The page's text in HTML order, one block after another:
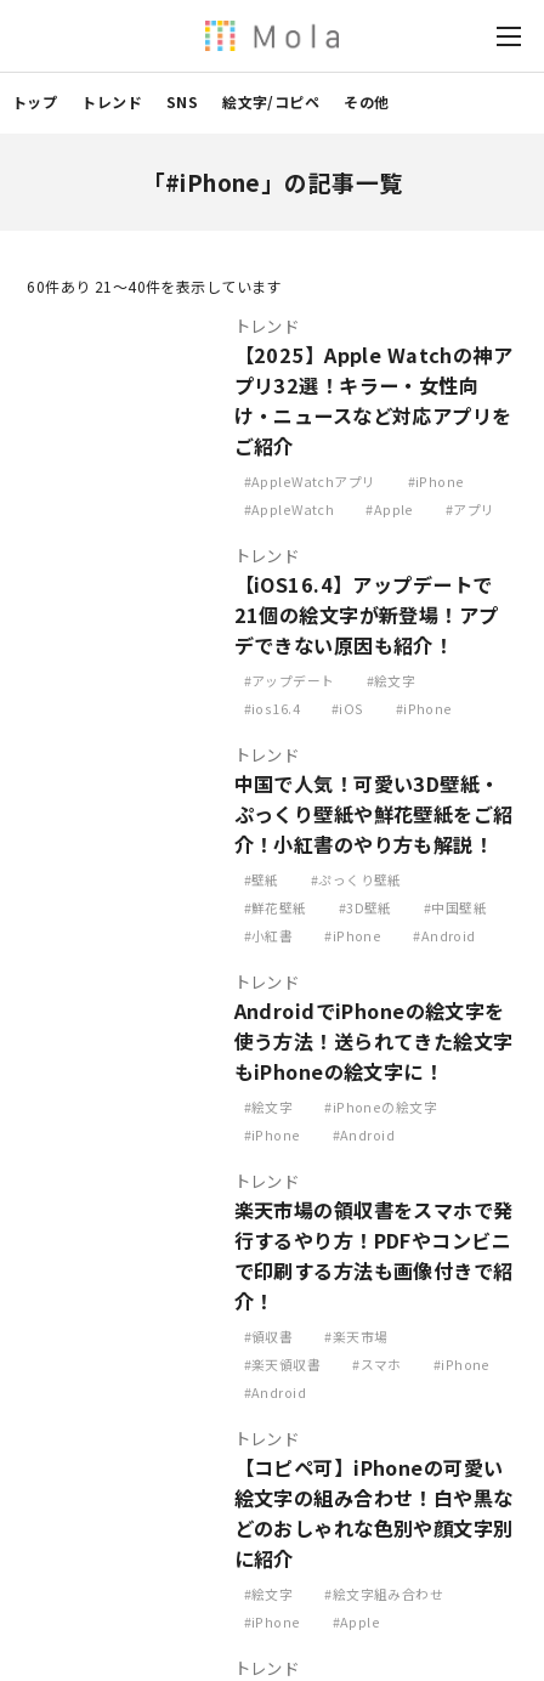
トップ トレンド SNS 絵文字/コピペ その他
「#iPhone」の記事一覧
60件あり 21〜40件を表示しています
トレンド
【2025】Apple Watchの神ア
プリ32選！キラー・女性向
け・ニュースなど対応アプリを
ご紹介
AppleWatchアプリ
iPhone
AppleWatch
Apple アプリ
トレンド
【iOS16.4】アップデートで
21個の絵文字が新登場！アプ
デできない原因も紹介！
アップデート
絵文字
ios16.4
iOS iPhone
トレンド
中国で人気！可愛い3D壁紙・
ぷっくり壁紙や鮮花壁紙をご紹
介！小紅書のやり方も解説！
壁紙
ぷっくり壁紙
鮮花壁紙
3D壁紙
中国壁紙
小紅書
iPhone Android
トレンド
AndroidでiPhoneの絵文字を
使う方法！送られてきた絵文字
もiPhoneの絵文字に！
絵文字
iPhoneの絵文字
iPhone
Android
トレンド
楽天市場の領収書をスマホで発
行するやり方！PDFやコンビニ
で印刷する方法も画像付きで紹
介！
領収書
楽天市場
楽天領収書
スマホ
iPhone
Android
トレンド
【コピペ可】iPhoneの可愛い
絵文字の組み合わせ！白や黒な
どのおしゃれな色別や顔文字別
に紹介
絵文字
絵文字組み合わせ
iPhone
Apple
トレンド